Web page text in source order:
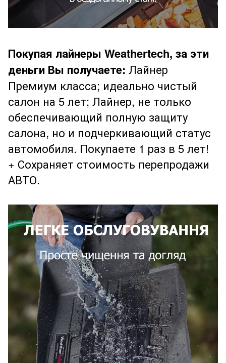
Покупая лайнеры Weathertech, за эти
деньги Вы получаете: Лайнер
Премиум класса; идеально чистый
салон на 5 лет; Лайнер, не только
обеспечивающий полную защиту
салона, но и подчеркивающий статус
автомобиля. Покупаете 1 раз в 5 лет!
+ Сохраняет стоимость перепродажи
АВТО.